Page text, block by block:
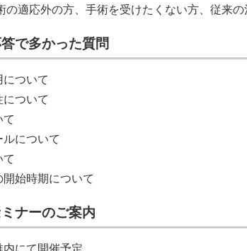
の適応外の方、手術を受けたくない方、従来
で多かった質問
ついて
ついて
て
について
て
始時期について
ナーのご案内
にて開催予定